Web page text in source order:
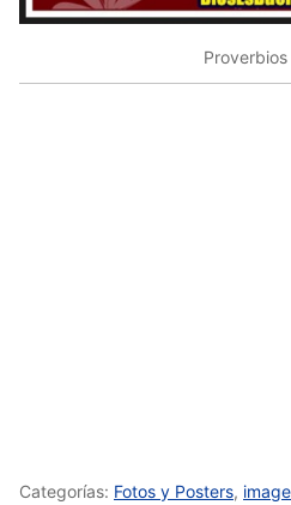
Proverbios
Categorías: Fotos y Posters,